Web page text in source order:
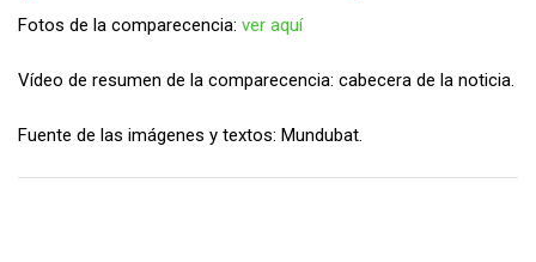
Fotos de la comparecencia: ver aquí
Vídeo de resumen de la comparecencia: cabecera de la noticia.
Fuente de las imágenes y textos: Mundubat.